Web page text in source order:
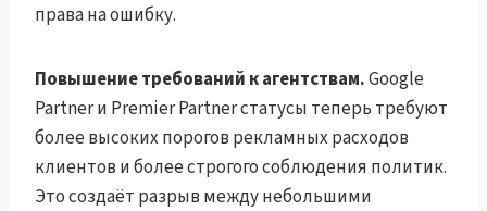
права на ошибку.
Повышение требований к агентствам.Google
Partner и Premier Partner статусы теперь требуют
более высоких порогов рекламных расходов
клиентов и более строгого соблюдения политик.
Это создаёт разрыв между небольшими